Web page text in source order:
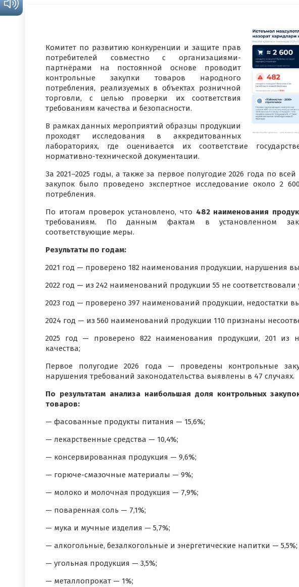
Комитет по развитию конкуренции и защите прав
потребителей совместно с организациями-
партнёрами на постоянной основе проводит
контрольные закупки товаров народного
потребления, реализуемых в объектах розничной
торговли, с целью проверки их соответствия
требованиям качества и безопасности.
В рамках данных мероприятий образцы продукции
проходят исследования в аккредитованных
лабораториях, где оценивается их соответствие
нормативно-технической документации.
За 2021–2025 годы, а также за первое полугодие 2026 года по
закупок было проведено экспертное исследование около 2
потребления.
По итогам проверок установлено, что 482 наименования
требованиям. По данным фактам в установленном
соответствующие меры.
Результаты по годам:
2021 год — проверено 182 наименования продукции, нарушения
2022 год — из 242 наименований продукции 55 не
2023 год — проверено 397 наименований продукции, недостатки
2024 год — из 560 наименований продукции 110 признаны
2025 год — проверено 822 наименования продукции, 201 из
качества;
Первое полугодие 2026 года — проведены контрольные
нарушения требований законодательства выявлены в 47 случаях.
По результатам анализа наибольшая доля контрольных
товаров:
— фасованные продукты питания — 15,6%;
— лекарственные средства — 10,4%;
— консервированная продукция — 9,6%;
— горюче-смазочные материалы — 9%;
— молоко и молочная продукция — 7,9%;
— поваренная соль — 7,1%;
— мука и мучные изделия — 5,7%;
— алкогольные, безалкогольные и энергетические напитки — 5,5%;
— угольная продукция — 3,5%;
— металлопрокат — 1%;